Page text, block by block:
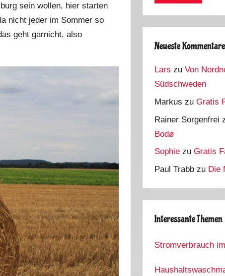
sein wollen, hier starten
nicht jeder im Sommer so
geht garnicht, also
Neueste Kommentare
Lars zuVon
Südschweden
Markus zuGratis
Rainer Sorgenfrei
Bodø
Sophie zuGratis
Paul Trabb zu Die
Interessante Themen
Stromverbrauch